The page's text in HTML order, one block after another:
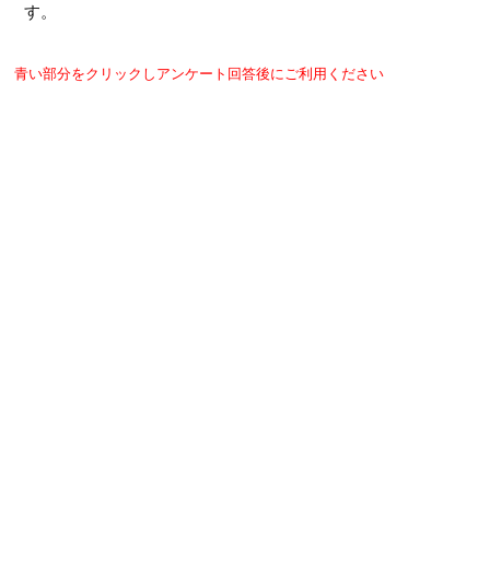
す。
青い部分をクリックしアンケート回答後にご利用ください